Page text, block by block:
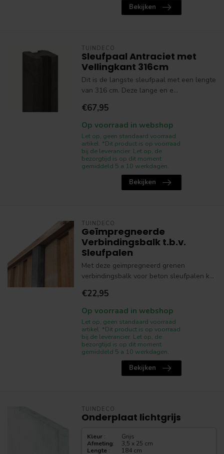
Bekijken
TUINDECO
Sleufpaal Antraciet met
Vellingkant 316cm
Dit is de langste sleufpaal met een lengte
van 316 cm. Deze lange en e...
€67,95
Op voorraad in webshop
Let op, geen standaard voorraad
artikel. *Dit product is op voorraad
bij de leverancier. Let op, de
bezorgtijd is op dit moment
gemiddeld 5 a 10 werkdagen.
Bekijken
TUINDECO
Geïmpregneerde
Verbindingsbalk t.b.v.
Sleufpalen
Met deze geïmpregneerd grenen
verbindingsbalk voor beton sleufpalen k...
€22,95
Op voorraad in webshop
Let op, geen standaard voorraad
artikel. *Dit product is op voorraad
bij de leverancier. Let op, de
bezorgtijd is op dit moment
gemiddeld 5 a 10 werkdagen.
Bekijken
TUINDECO
Onderplaat lichtgrijs
Kleur :
Grijs
Afmeting:
3,5 x 25 cm
Lengte : 184 cm